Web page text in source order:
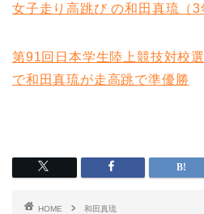
女子走り高跳び の和田真琉（3
第91回日本学生陸上競技対校
で和田真琉が走高跳で準優勝
HOME
和田真琉